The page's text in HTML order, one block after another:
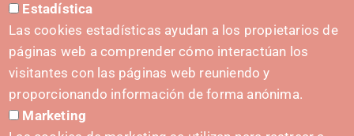
Prentsa-kita
HASIERA EMATEA
Navarra Cybersecurity Center
Estadística
Las cookies estadísticas ayudan a los propietarios de
páginas web a comprender cómo interactúan los
visitantes con las páginas web reuniendo y
proporcionando información de forma anónima.
Marketing